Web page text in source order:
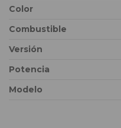
Color
Combustible
Versión
Potencia
Modelo